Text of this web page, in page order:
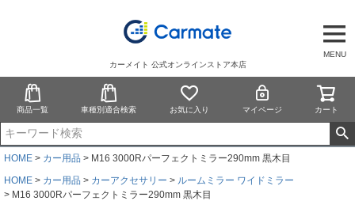
MENU
カーメイト 公式オンラインストア本店
商品一覧 車種別適合検索 お気に入り マイページ カート
HOME カー用品
M16 3000Rパーフェクトミラー290mm 黒木目
HOME
カー用品 カーアクセサリー
ルームミラー ワイドミラー
M16 3000Rパーフェクトミラー290mm 黒木目